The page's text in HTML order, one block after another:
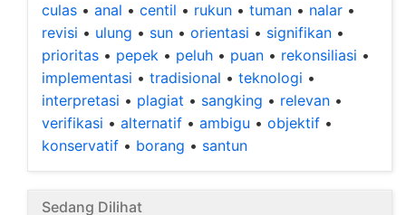
culas • anal • centil • rukun • tuman • nalar •
revisi • ulung • sun • orientasi • signifikan •
prioritas • pepek • peluh • puan • rekonsiliasi •
implementasi • tradisional • teknologi •
interpretasi • plagiat • sangking • relevan •
verifikasi • alternatif • ambigu • objektif •
konservatif • borang • santun
Sedang Dilihat